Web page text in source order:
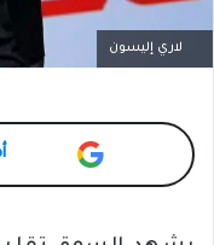
لاري إليسون